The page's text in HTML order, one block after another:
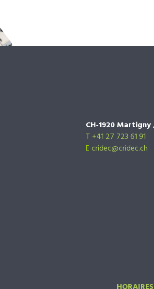
CH-1920 Martigny
T +41 27 723 61 91
Ecridec@cridec.ch